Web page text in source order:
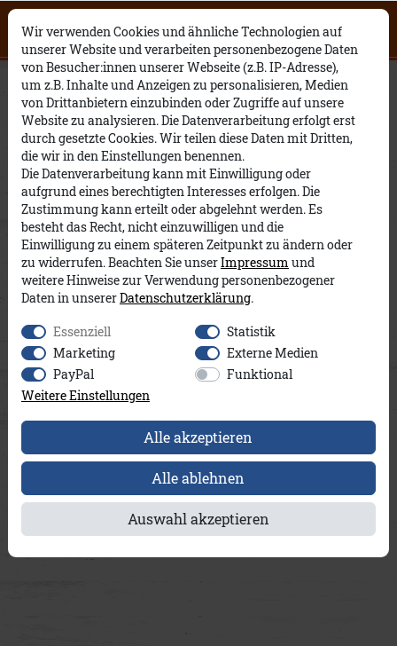
contents.
Open English website
Anja Streifen A&Co
Wir verwenden Cookies und ähnliche Technologien auf
unserer Website und verarbeiten personenbezogene Daten
von Besucher:innen unserer Webseite (z.B. IP-Adresse),
um z.B. Inhalte und Anzeigen zu personalisieren, Medien
von Drittanbietern einzubinden oder Zugriffe auf unsere
Website zu analysieren. Die Datenverarbeitung erfolgt erst
durch gesetzte Cookies. Wir teilen diese Daten mit Dritten,
die wir in den Einstellungen benennen.
Die Datenverarbeitung kann mit Einwilligung oder
aufgrund eines berechtigten Interesses erfolgen. Die
Zustimmung kann erteilt oder abgelehnt werden. Es
besteht das Recht, nicht einzuwilligen und die
Einwilligung zu einem späteren Zeitpunkt zu ändern oder
zu widerrufen. Beachten Sie unserImpressum und
weitere Hinweise zur Verwendung personenbezogener
Daten in unsererDaten­schutz­erklärung.
Essenziell
Statistik
Marketing
Externe Medien
PayPal
Funktional
Weitere Einstellungen
Alle akzeptieren
Alle ablehnen
Auswahl akzeptieren